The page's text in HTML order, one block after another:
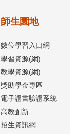
師生園地
數位學習入口網
學習資源(網)
教學資源(網)
獎助學金專區
電子證書驗證系統
高教創新
招生資訊網